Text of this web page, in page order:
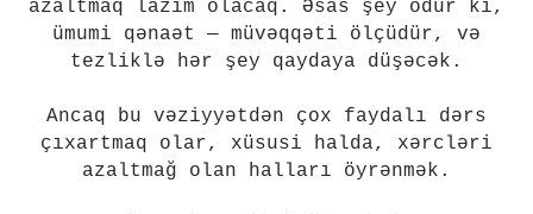
azaltmaq lazım olacaq. Əsas şey odur ki,
ümumi qənaət — müvəqqəti ölçüdür, və
tezliklə hər şey qaydaya düşəcək.
Ancaq bu vəziyyətdən çox faydalı dərs
çıxartmaq olar, xüsusi halda, xərcləri
azaltmağ olan halları öyrənmək.